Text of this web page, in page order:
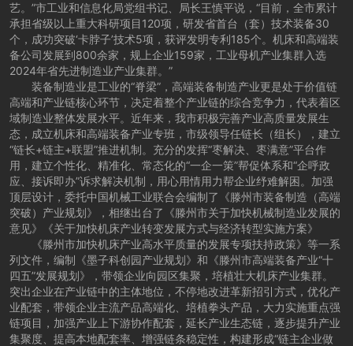
艺。”市工业和信息化局党组书记、局长王慎平说，“目前，全市累计
承担省级以上重大科研项目120项，研发省首台（套）技术装备30
个，成功突破‘卡脖子’技术5项，获评发明专利185个。机床和高端装
备公司发展到800余家，规上企业159家，工业母机产业集群入选
2024年省先进制造业产业集群。”
装备制造业是工业的“脊梁”，高端装备制造产业更是处于价值链
高端和产业链核心环节，决定着整个产业链的综合竞争力，代表着区
域制造业整体发展水平。近年来，我市积极完善产业高质量发展生
态，成立机床和高端装备产业专班，市级领导任链长（组长），建立
“链长+链主+联盟”推进机制。充分的发挥“枣解决、枣满意”平台作
用，建立个性化、精准化、常态化的“一企一策”帮促体系和“企呼政
应、接诉即办”诉求解决机制，用心用情用力帮企业纾难解困。加强
顶层设计，委托中国机械工业联合会编制了《滕州市装备制造（高端
突破）产业规划》，相继出台了《滕州市关于加快机械制造业发展的
意见》《关于加快机床产业转变发展方式与经济转型实施方案》
《滕州市加快机床产业高水平质量的发展专项扶持政策》等一系
列文件，编制《墨子科创园产业规划》和《滕州市高端装备产业“十
四五”发展规划》，带领企业向园区集聚，培植壮大机床产业集群。
突出企业在产业链中的主体地位，不停地改进革新招引方式，优化产
业配套，带领企业主流产品高端化、培植拳头产品，大力实施重点强
链项目，加强产业上下游协作配套，延长产业生态链，逐步提升产业
集聚度、提高本地配套率、增强链条稳定性，构建形成“链主企业做